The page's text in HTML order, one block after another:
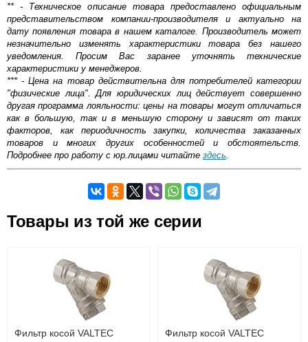
** - Техническое описание товара предоставлено официальным
представительством компании-производителя и актуально на
дату появления товара в нашем каталоге. Производитель может
незначительно изменять характеристики товара без нашего
уведомления. Просим Вас заранее уточнять технические
характеристики у менеджеров.
*** - Цена на товар действительна для потребителей категории
"физические лица". Для юридических лиц действует совершенно
другая программа лояльности: цены на товары могут отличаться
как в большую, так и в меньшую сторону и зависят от таких
факторов, как периодичность закупки, количества заказанных
товаров и многих других особенностей и обстоятельств.
Подробнее про работу с юр.лицами читайте здесь.
Доставка сантехники по Москве и Московской области
Наличный расчёт
Банковской картой на сайте в режиме реального
времени
Банковской картой при получении товара как при
доставке, так и самовывозом
Интернет-деньгами (Yandex-деньги, Web-money,
Товары из той же серии
Фильтр косой VALTEC
Фильтр косой VALTEC